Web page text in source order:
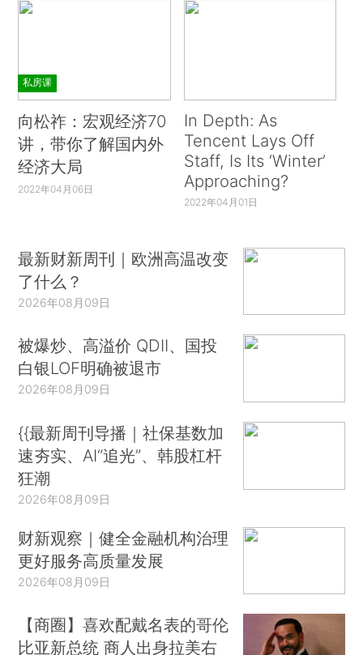
私房课
向松祚：宏观经济70
讲，带你了解国内外
经济大局
2022年04月06日
In Depth: As
Tencent Lays Off
Staff, Is Its ‘Winter’
Approaching?
2022年04月01日
最新财新周刊｜欧洲高温改变
了什么？
2026年08月09日
被爆炒、高溢价 QDII、国投
白银LOF明确被退市
2026年08月09日
{{最新周刊导播｜社保基数加
速夯实、AI“追光”、韩股杠杆
狂潮
2026年08月09日
财新观察｜健全金融机构治理
更好服务高质量发展
2026年08月09日
【商圈】喜欢配戴名表的哥伦
比亚新总统 商人出身拉美右